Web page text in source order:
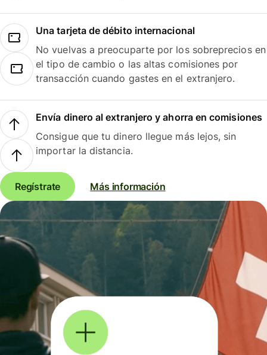
Una tarjeta de débito internacional
No vuelvas a preocuparte por los sobreprecios en
el tipo de cambio o las altas comisiones por
transacción cuando gastes en el extranjero.
Envía dinero al extranjero y ahorra en comisiones
Consigue que tu dinero llegue más lejos, sin
importar la distancia.
Regístrate Más información